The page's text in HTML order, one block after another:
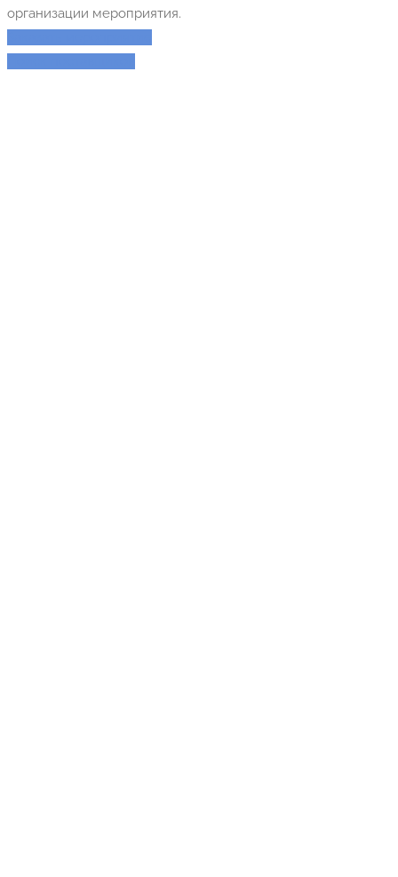
организации мероприятия.